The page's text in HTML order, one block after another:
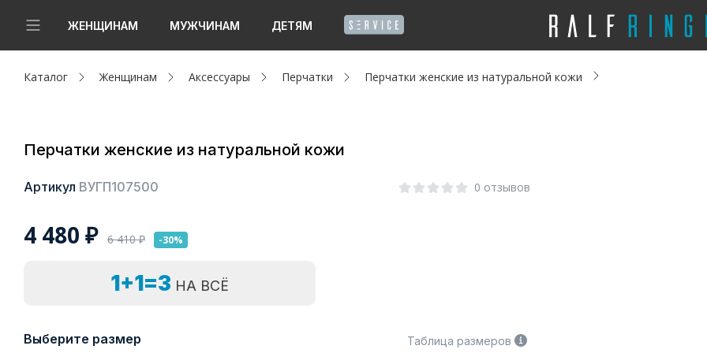
ЖЕНЩИНАМ МУЖЧИНАМ ДЕТЯМ
Новинки
Мужчинам
Капсула
Адреса магазинов
Каталог Женщинам Аксессуары Перчатки Перчатки женские из натуральной кожи
Перчатки женские из натуральной кожи
Артикул ВУГП107500 0 отзывов
4 480 ₽ 6 410₽ -30%
1+1=3 НА ВСЁ
Выберите размер Таблица размеров